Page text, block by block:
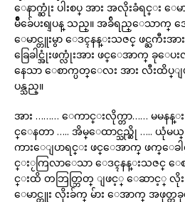
ေနာက္ဆုံး ပါးစပ္ အား အလိုးခံရင္း ေမ
မ်ိဳခ်ေပးရျပန္ သည္။ အခ်ိရည္ေသာက္
ေမာင္တူးမွာ ေဒၚနန္းသဇင္ ဖင္ႀကီးအ
ခြေခါင္အုံးဖက္လုံးအား ဖင္ေအာက္ ခု
နေသာ ေစာက္ပတ္ေလး အား လီးထိ
ပန္သည္။
အား ……… ေကာင္းလိုက္တာ…… မမနန္း
င္ေနတာ ….. အိမ္ေထာင္သည္ဆို ….. ယုံမယ္
ကားေျပာရင္း ဖင္ေအာက္ ဖက္ေခါ
င္းႂကြလာေသာ ေဒၚနန္းသဇင္ ေ
င္းထိ တဘြတ္ဘြတ္ ျဖင့္ ေဆာင့္ လိုး
ေမာင္တူး လိုးခ်က္ မ်ား ေအာက္ အဖုတ္